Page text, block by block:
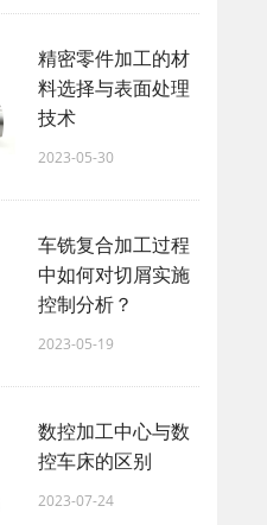
精密零件加工的材
料选择与表面处理
技术
2023-05-30
车铣复合加工过程
中如何对切屑实施
控制分析？
2023-05-19
数控加工中心与数
控车床的区别
2023-07-24